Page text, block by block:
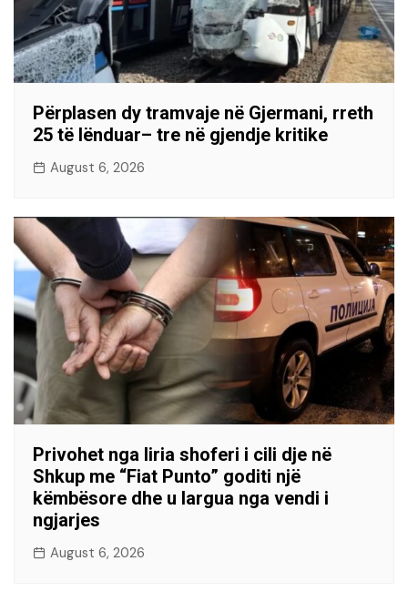
Përplasen dy tramvaje në Gjermani, rreth
25 të lënduar– tre në gjendje kritike
August 6, 2026
Privohet nga liria shoferi i cili dje në
Shkup me “Fiat Punto” goditi një
këmbësore dhe u largua nga vendi i
ngjarjes
August 6, 2026